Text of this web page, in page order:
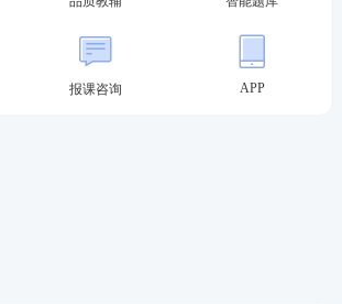
报课咨询 APP